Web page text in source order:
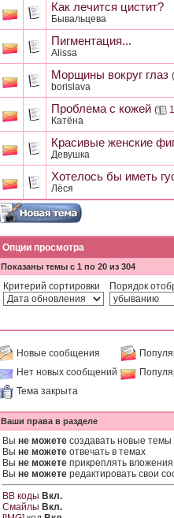
Как лечится цистит?
Бывальцева
Пигментация...
Alissa
Морщины вокруг глаз (
borislava
Проблема с кожей ( 1
Катёна
Красивые женские
Девушка
Хотелось бы иметь
Лёся
Опции просмотра
Показаны темы с 1 по 20 из 304
Критерий сортировки Порядок
Новые сообщения
Нет новых сообщений
Тема закрыта
Ваши права в разделе
Вы не можете создавать новые темы
Вы не можете отвечать в темах
Вы не можете прикреплять вложения
Вы не можете редактировать свои
BB коды Вкл.
Смайлы Вкл.